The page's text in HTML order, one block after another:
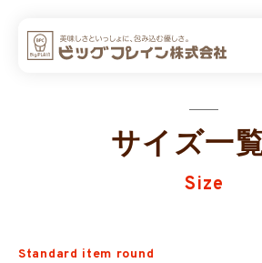
ビッ
サイズ一
Size
Standard item round